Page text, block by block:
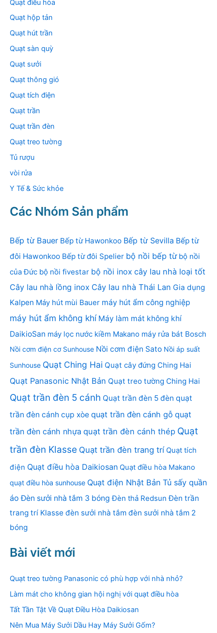
Quạt điều hòa
Quạt hộp tản
Quạt hút trần
Quạt sàn quỳ
Quạt sưởi
Quạt thông gió
Quạt tích điện
Quạt trần
Quạt trần đèn
Quạt treo tường
Tủ rượu
vòi rửa
Y Tế & Sức khỏe
Các Nhóm Sản phẩm
Bếp từ Bauer Bếp từ Hawonkoo Bếp từ Sevilla Bếp từ
đôi Hawonkoo Bếp từ đôi Spelier bộ nồi bếp từ bộ nồi
của Đức bộ nồi fivestar bộ nồi inox cây lau nhà loại tốt
Cây lau nhà lồng inox Cây lau nhà Thái Lan Gia dụng
Kalpen Máy hút mùi Bauer máy hút ẩm công nghiệp
máy hút ẩm không khí Máy làm mát không khí
DaikioSan máy lọc nước kiềm Makano máy rửa bát Bosch
Nồi cơm điện cơ Sunhouse Nồi cơm điện Sato Nồi áp suất
Sunhouse Quạt Ching Hai Quạt cây đứng Ching Hai
Quạt Panasonic Nhật Bản Quạt treo tường Ching Hai
Quạt trần đèn 5 cánh Quạt trần đèn 5 đèn quạt
trần đèn cánh cụp xòe quạt trần đèn cánh gỗ quạt
trần đèn cánh nhựa quạt trần đèn cánh thép Quạt
trần đèn Klasse Quạt trần đèn trang trí Quạt tích
điện Quạt điều hòa Daikiosan Quạt điều hòa Makano
quạt điều hòa sunhouse Quạt điện Nhật Bản Tủ sấy quần
áo Đèn sưởi nhà tắm 3 bóng Đèn thả Redsun Đèn trần
trang trí Klasse đèn sưởi nhà tắm đèn sưởi nhà tắm 2
bóng
Bài viết mới
Quạt treo tường Panasonic có phù hợp với nhà nhỏ?
Làm mát cho không gian hội nghị với quạt điều hòa
Tất Tần Tật Về Quạt Điều Hòa Daikiosan
Nên Mua Máy Sưởi Dầu Hay Máy Sưởi Gốm?